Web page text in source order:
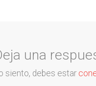
una
siento, debes estar